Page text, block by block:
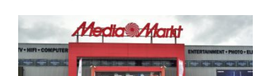
la formulation de cette promesse après que la
Commission néerlandaise du code de la publicité a jugé
que celle-ci était trompeuse et déloyale.